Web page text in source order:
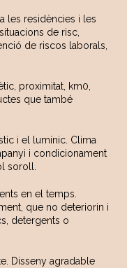
les residències i les
de risc,
de riscos laborals,
proximitat, km0,
que també
i el lumínic. Clima
i condicionament
soroll.
en el temps.
que no deteriorin i
detergents o
Disseny agradable